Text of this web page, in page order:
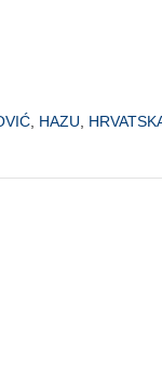
HAZU